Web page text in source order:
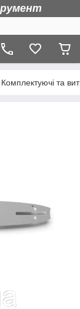
Комплектуючі та